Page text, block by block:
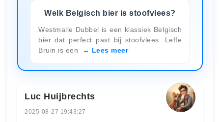
Welk Belgisch bier is stoofvlees?
Westmalle Dubbel is een klassiek Belgisch
bier dat perfect past bij stoofvlees. Leffe
Bruin is een
Lees meer
Luc Huijbrechts
2025-08-27 19:43:27